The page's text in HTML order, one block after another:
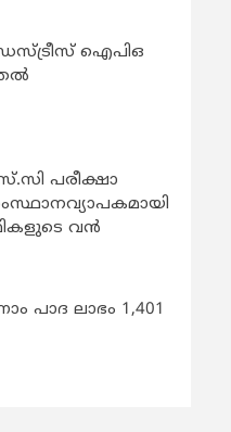
ഐപിഒ
പരീക്ഷാ
വന്‍
പാദ ലാഭം 1,401